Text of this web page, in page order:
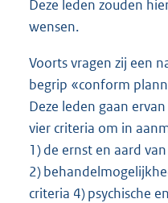
Deze leden zouden
wensen.
Voorts vragen zij een
begrip «conform
Deze leden gaan
vier criteria om in
1) de ernst en aard
2)
criteria 4) psychische